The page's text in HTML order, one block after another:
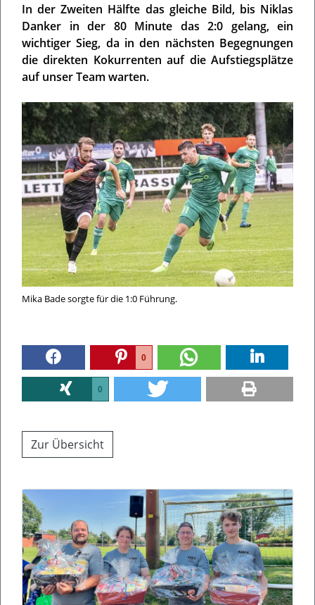
In der Zweiten Hälfte das gleiche Bild, bis Niklas
Danker in der 80 Minute das 2:0 gelang, ein
wichtiger Sieg, da in den nächsten Begegnungen
die direkten Kokurrenten auf die Aufstiegsplätze
auf unser Team warten.
Mika Bade sorgte für die 1:0 Führung.
0
0
Zur Übersicht